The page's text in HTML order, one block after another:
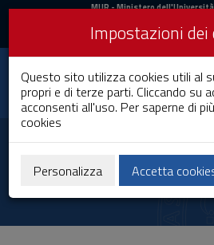
Vai
al
navigazione
sito
MIUR
Accedi
MUR- Ministero dell'Università
Accedi UniCA
Toggle
navigation
Università degli
Studi di Cagliari
Impostazioni dei
Questo sito utilizza cookies utili al
propri e di terze parti. Cliccando su
acconsenti all'uso. Per saperne di
cookies
Personalizza Accetta